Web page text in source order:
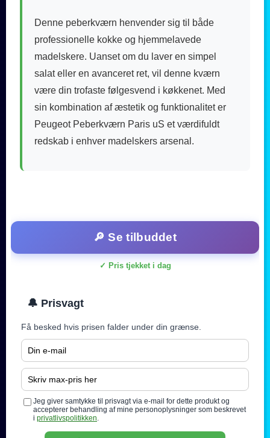
Denne peberkværn henvender sig til både
professionelle kokke og hjemmelavede
madelskere. Uanset om du laver en simpel
salat eller en avanceret ret, vil denne kværn
være din trofaste følgesvend i køkkenet. Med
sin kombination af æstetik og funktionalitet er
Peugeot Peberkværn Paris uS et værdifuldt
redskab i enhver madelskers arsenal.
🔎 Se tilbuddet
✓ Pris tjekket i dag
🔔 Prisvagt
Få besked hvis prisen falder under din grænse.
Jeg giver samtykke til prisvagt via e-mail for dette produkt og
accepterer behandling af mine personoplysninger som beskrevet
i privatlivspolitikken.